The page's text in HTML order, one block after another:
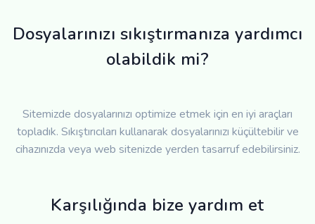
Dosyalarınızı sıkıştırmanıza yardımcı
olabildik mi?
Sitemizde dosyalarınızı optimize etmek için en iyi araçları
topladık. Sıkıştırıcıları kullanarak dosyalarınızı küçültebilir ve
cihazınızda veya web sitenizde yerden tasarruf edebilirsiniz.
Karşılığında bize yardım et